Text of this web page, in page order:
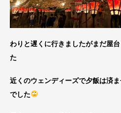
わりと遅くに行きましたがまだ屋
た
近くのウェンディーズで夕飯は済
でした